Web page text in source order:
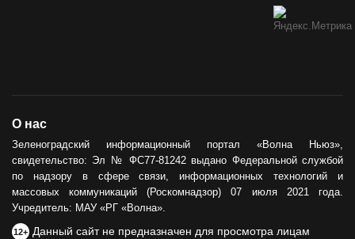
О нас
Зеленоградский информационный портал «Волна Ньюз»,
свидетельство: Эл № ФС77-81242 выдано Федеральной службой
по надзору в сфере связи, информационных технологий и
массовых коммуникаций (Роскомнадзор) 07 июля 2021 года.
Учредитель: МАУ «РГ «Волна».
12+ Данный сайт не предназначен для просмотра лицам